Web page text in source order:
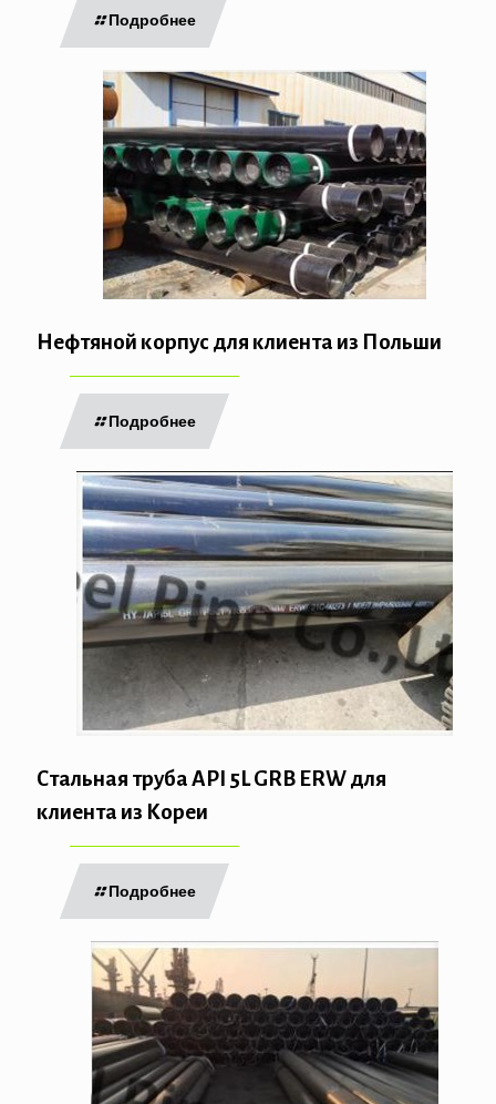
Подробнее
Нефтяной корпус для клиента из Польши
Подробнее
Стальная труба API 5L GRB ERW для
клиента из Кореи
Подробнее